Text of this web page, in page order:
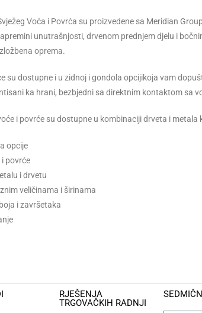
Voća i Povrća su proizvedene sa Meridian
unutrašnjosti, drvenom prednjem djelu i
oprema.
su dostupne i u zidnoj i gondola opcijikoja vam
ka hrani, bezbjedni sa direktnim kontaktom sa
i povrće su dostupne u kombinaciji drveta i
opcije
i povrće
i drvetu
veličinama i širinama
i završetaka
RJEŠENJA
TRGOVAČKIH RADNJI